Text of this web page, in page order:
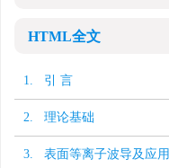
HTML全文
1. 引 言
2. 理论基础
3. 表面等离子波导及应用